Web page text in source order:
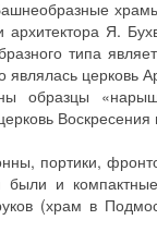
Я.
типа
церковь
образцы
портики,
были и
(храм в